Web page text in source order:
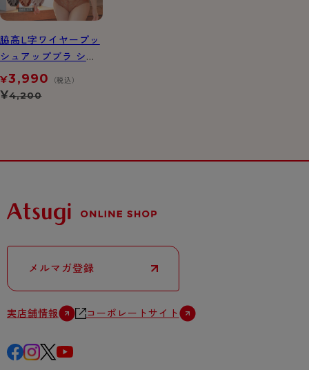
脇高L字ワイヤープッ
シュアップブラ ショ
ーツ セット
¥3,990 （税込）
¥4,200
メルマガ登録
実店舗情報 コーポレートサイト